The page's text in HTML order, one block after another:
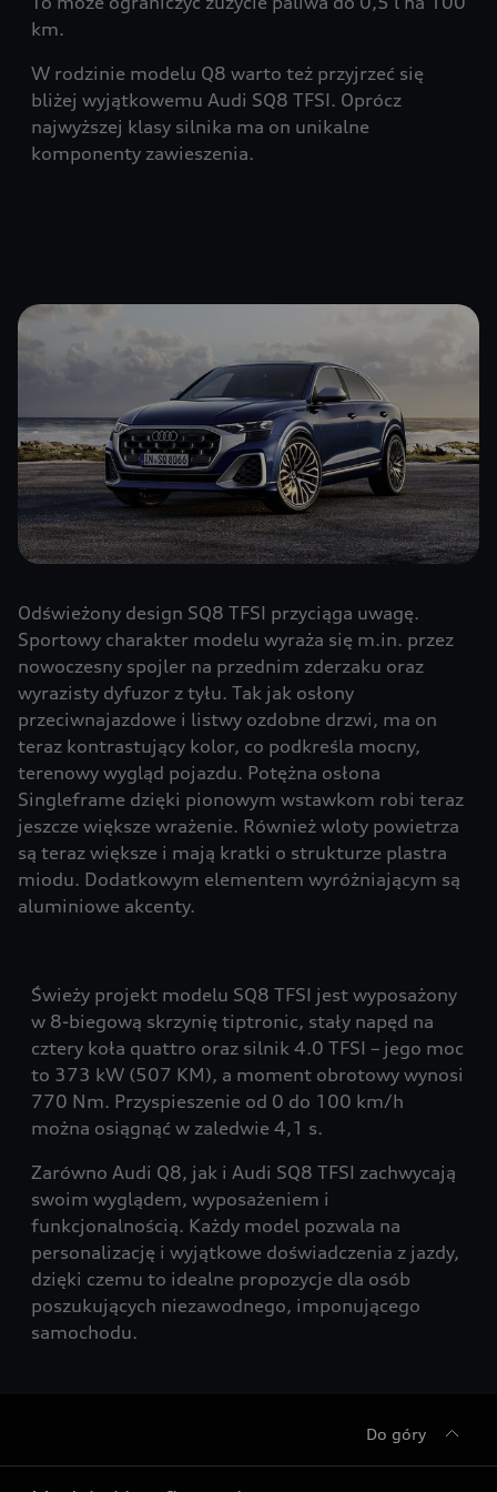
km.
W rodzinie modelu Q8 warto też przyjrzeć się
bliżej wyjątkowemu Audi SQ8 TFSI. Oprócz
najwyższej klasy silnika ma on unikalne
komponenty zawieszenia.
Odświeżony design SQ8 TFSI przyciąga uwagę.
Sportowy charakter modelu wyraża się m.in. przez
nowoczesny spojler na przednim zderzaku oraz
wyrazisty dyfuzor z tyłu. Tak jak osłony
przeciwnajazdowe i listwy ozdobne drzwi, ma on
teraz kontrastujący kolor, co podkreśla mocny,
terenowy wygląd pojazdu. Potężna osłona
Singleframe dzięki pionowym wstawkom robi teraz
jeszcze większe wrażenie. Również wloty powietrza
są teraz większe i mają kratki o strukturze plastra
miodu. Dodatkowym elementem wyróżniającym są
aluminiowe akcenty.
Świeży projekt modelu SQ8 TFSI jest wyposażony
w 8-biegową skrzynię tiptronic, stały napęd na
cztery koła quattro oraz silnik 4.0 TFSI – jego moc
to 373 kW (507 KM), a moment obrotowy wynosi
770 Nm. Przyspieszenie od 0 do 100 km/h
można osiągnąć w zaledwie 4,1 s.
Zarówno Audi Q8, jak i Audi SQ8 TFSI zachwycają
swoim wyglądem, wyposażeniem i
funkcjonalnością. Każdy model pozwala na
personalizację i wyjątkowe doświadczenia z jazdy,
dzięki czemu to idealne propozycje dla osób
poszukujących niezawodnego, imponującego
samochodu.
Do góry